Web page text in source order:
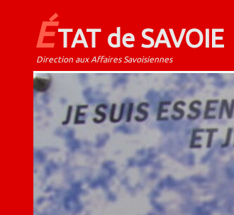
ÉTAT de SAVOIE
Direction aux Affaires Savoisiennes